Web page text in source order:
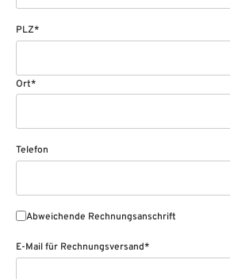
PLZ*
Ort*
Telefon
Abweichende Rechnungsanschrift
E-Mail für Rechnungsversand*